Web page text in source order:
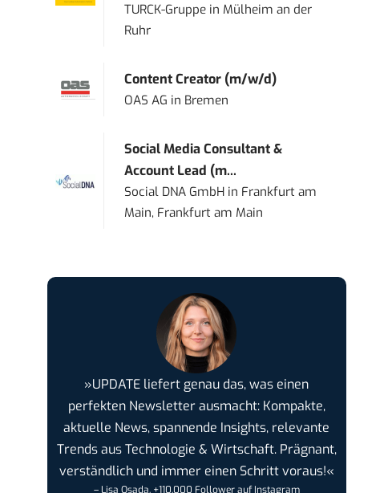
TURCK-Gruppe in Mülheim an der
Ruhr
Content Creator (m/w/d)
OAS AG in Bremen
Social Media Consultant &
Account Lead (m...
Social DNA GmbH in Frankfurt am
Main, Frankfurt am Main
»UPDATE liefert genau das, was einen
perfekten Newsletter ausmacht: Kompakte,
aktuelle News, spannende Insights, relevante
Trends aus Technologie & Wirtschaft. Prägnant,
verständlich und immer einen Schritt voraus!«
– Lisa Osada, +110.000 Follower auf Instagram